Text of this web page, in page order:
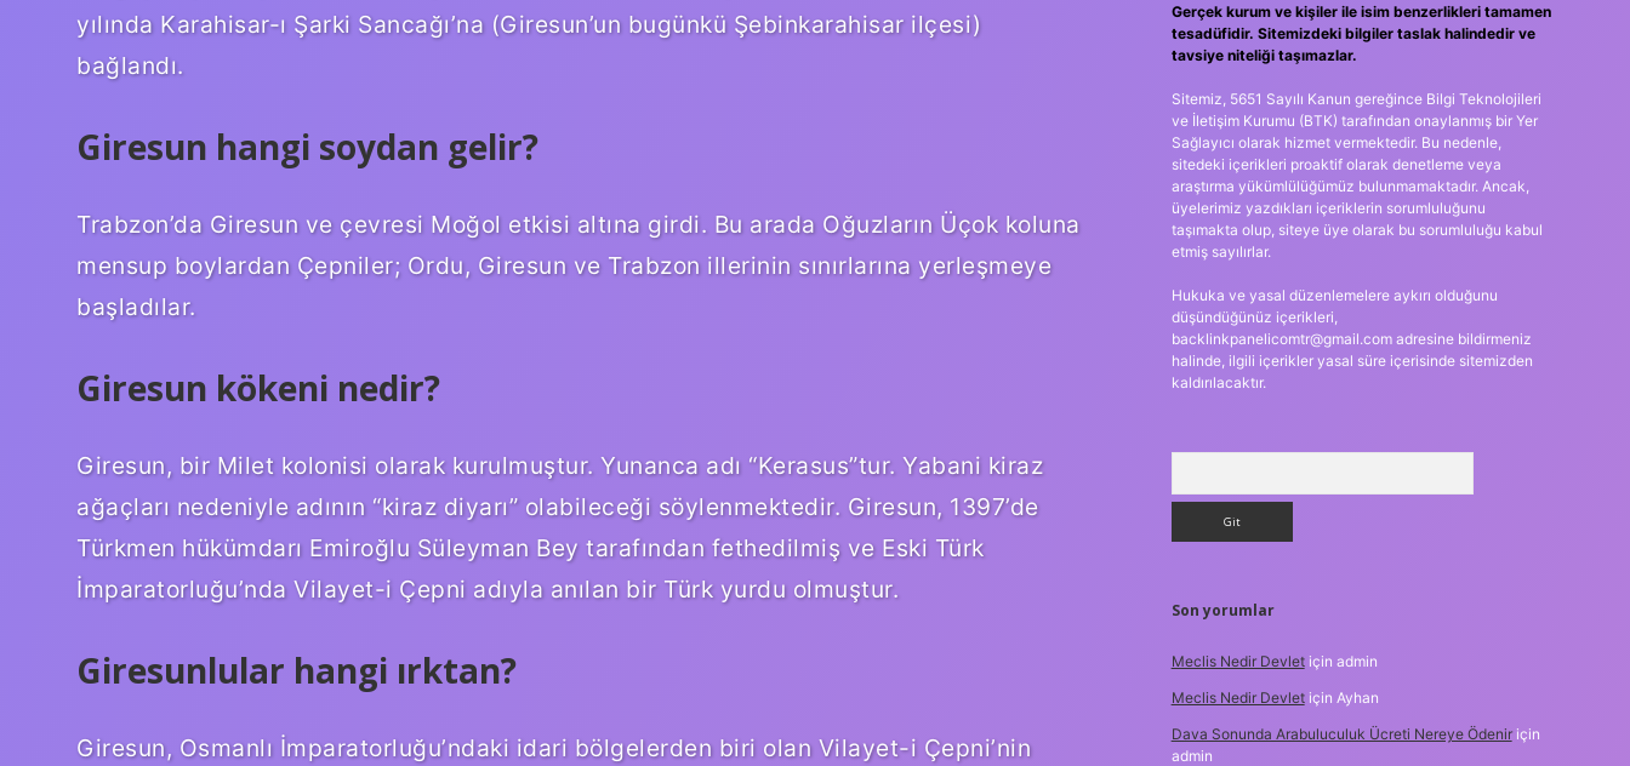
yılında Karahisar-ı Şarki Sancağı’na (Giresun’un bugünkü Şebinkarahisar ilçesi)
bağlandı.
Giresun hangi soydan gelir?
Trabzon’da Giresun ve çevresi Moğol etkisi altına girdi. Bu arada Oğuzların Üçok koluna
mensup boylardan Çepniler; Ordu, Giresun ve Trabzon illerinin sınırlarına yerleşmeye
başladılar.
Giresun kökeni nedir?
Giresun, bir Milet kolonisi olarak kurulmuştur. Yunanca adı “Kerasus”tur. Yabani kiraz
ağaçları nedeniyle adının “kiraz diyarı” olabileceği söylenmektedir. Giresun, 1397’de
Türkmen hükümdarı Emiroğlu Süleyman Bey tarafından fethedilmiş ve Eski Türk
İmparatorluğu’nda Vilayet-i Çepni adıyla anılan bir Türk yurdu olmuştur.
Giresunlular hangi ırktan?
Giresun, Osmanlı İmparatorluğu’ndaki idari bölgelerden biri olan Vilayet-i Çepni’nin
Gerçek kurum ve kişiler ile isim benzerlikleri tamamen
tesadüfidir. Sitemizdeki bilgiler taslak halindedir ve
tavsiye niteliği taşımazlar.
Sitemiz, 5651 Sayılı Kanun gereğince Bilgi Teknolojileri
ve İletişim Kurumu (BTK) tarafından onaylanmış bir Yer
Sağlayıcı olarak hizmet vermektedir. Bu nedenle,
sitedeki içerikleri proaktif olarak denetleme veya
araştırma yükümlülüğümüz bulunmamaktadır. Ancak,
üyelerimiz yazdıkları içeriklerin sorumluluğunu
taşımakta olup, siteye üye olarak bu sorumluluğu kabul
etmiş sayılırlar.
Hukuka ve yasal düzenlemelere aykırı olduğunu
düşündüğünüz içerikleri,
backlinkpanelicomtr@gmail.comadresine bildirmeniz
halinde, ilgili içerikler yasal süre içerisinde sitemizden
kaldırılacaktır.
Son yorumlar
Meclis Nedir Devletiçin admin
Meclis Nedir Devletiçin Ayhan
Dava Sonunda Arabuluculuk Ücreti Nereye Ödeniriçin
admin